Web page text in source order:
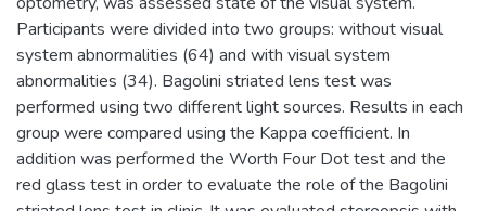
Participants were divided into two groups: without visual
system abnormalities (64) and with visual system
abnormalities (34). Bagolini striated lens test was
performed using two different light sources. Results in each
group were compared using the Kappa coefficient. In
addition was performed the Worth Four Dot test and the
red glass test in order to evaluate the role of the Bagolini